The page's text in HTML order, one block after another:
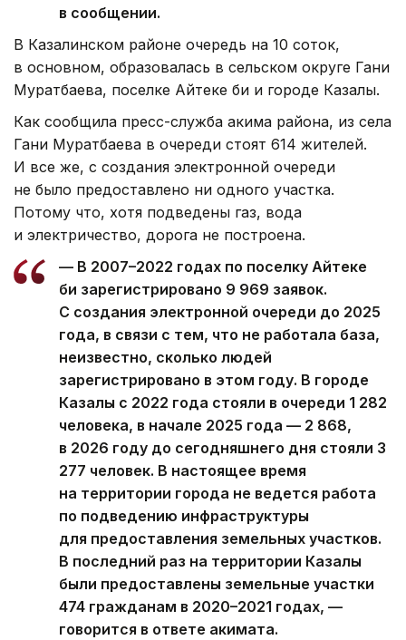
в сообщении.
В Казалинском районе очередь на 10 соток,
в основном, образовалась в сельском округе Гани
Муратбаева, поселке Айтеке би и городе Казалы.
Как сообщила пресс-служба акима района, из села
Гани Муратбаева в очереди стоят 614 жителей.
И все же, с создания электронной очереди
не было предоставлено ни одного участка.
Потому что, хотя подведены газ, вода
и электричество, дорога не построена.
— В 2007–2022 годах по поселку Айтеке
би зарегистрировано 9 969 заявок.
С создания электронной очереди до 2025
года, в связи с тем, что не работала база,
неизвестно, сколько людей
зарегистрировано в этом году. В городе
Казалы с 2022 года стояли в очереди 1 282
человека, в начале 2025 года — 2 868,
в 2026 году до сегодняшнего дня стояли 3
277 человек. В настоящее время
на территории города не ведется работа
по подведению инфраструктуры
для предоставления земельных участков.
В последний раз на территории Казалы
были предоставлены земельные участки
474 гражданам в 2020–2021 годах, —
говорится в ответе акимата.